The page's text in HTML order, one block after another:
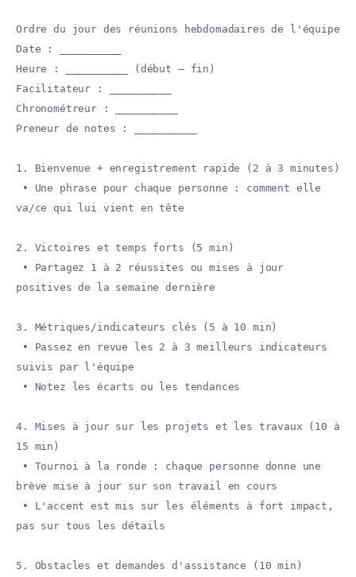
Ordre du jour des réunions hebdomadaires de l'équipe
Date : __________
Heure : __________ (début — fin)
Facilitateur : __________
Chronométreur : __________
Preneur de notes : __________
1. Bienvenue + enregistrement rapide (2 à 3 minutes)
• Une phrase pour chaque personne : comment elle
va/ce qui lui vient en tête
2. Victoires et temps forts (5 min)
• Partagez 1 à 2 réussites ou mises à jour
positives de la semaine dernière
3. Métriques/indicateurs clés (5 à 10 min)
• Passez en revue les 2 à 3 meilleurs indicateurs
suivis par l'équipe
• Notez les écarts ou les tendances
4. Mises à jour sur les projets et les travaux (10 à
15 min)
• Tournoi à la ronde : chaque personne donne une
brève mise à jour sur son travail en cours
• L'accent est mis sur les éléments à fort impact,
pas sur tous les détails
5. Obstacles et demandes d'assistance (10 min)